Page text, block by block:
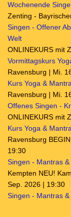
Wochenende
Zenting -
Singen - Offener
Welt
ONLINEKURS mit
Vormittagskurs
Ravensburg | Mi.
Kurs Yoga &
Ravensburg | Mi.
Offenes Singen -
ONLINEKURS mit
Kurs Yoga &
Ravensburg
19:30
Singen - Mantras
Kempten NEU!
Sep. 2026 | 19:30
Singen - Mantras